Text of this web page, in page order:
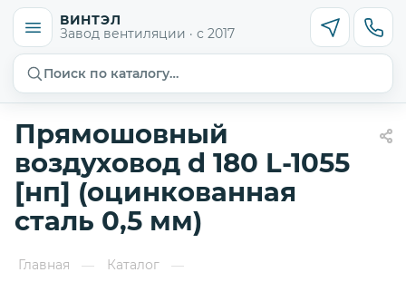
ВИНТЭЛ
Завод вентиляции · с 2017
Поиск по каталогу…
Прямошовный
воздуховод d 180 L-1055
[нп] (оцинкованная
сталь 0,5 мм)
Главная — Каталог —